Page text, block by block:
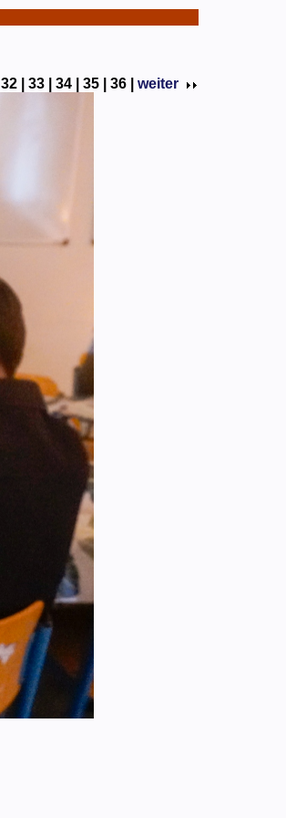
32 | 33 | 34 | 35 | 36 | weiter